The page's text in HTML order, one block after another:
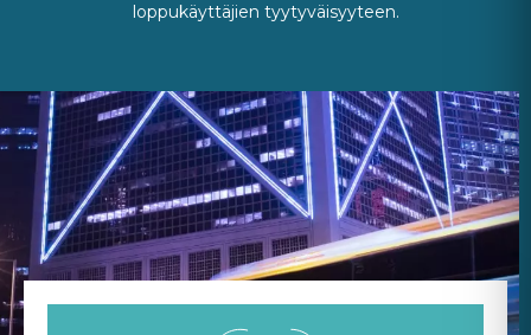
loppukäyttäjien tyytyväisyyteen.